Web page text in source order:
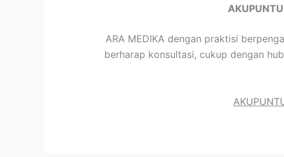
ARA MEDIKA dengan praktisi
berharap konsultasi, cukup dengan